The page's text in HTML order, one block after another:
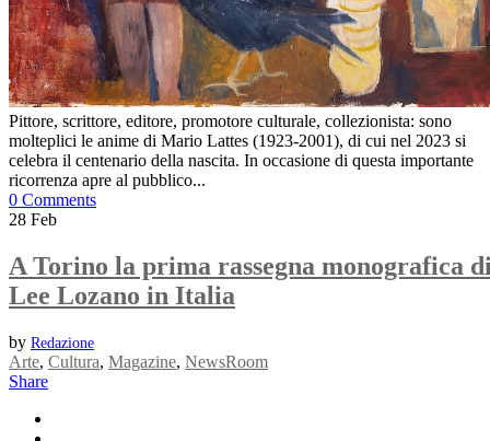
Pittore, scrittore, editore, promotore culturale, collezionista: sono
molteplici le anime di Mario Lattes (1923-2001), di cui nel 2023 si
celebra il centenario della nascita. In occasione di questa importante
ricorrenza apre al pubblico...
0 Comments
28 Feb
A Torino la prima rassegna monografica
Lee Lozano in Italia
by Redazione
Arte, Cultura, Magazine, NewsRoom
Share